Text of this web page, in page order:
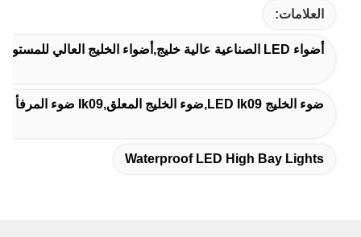
العلامات:
أضواء LED الصناعية عالية خليج,أضواء الخليج العالي للمستودع,مضادات المياه مصابيح LED عالية الخليج
ضوء الخليج LED Ik09,ضوء الخليج المعلق,ik09 ضوء المرفأ العالي
Waterproof LED High Bay Lights